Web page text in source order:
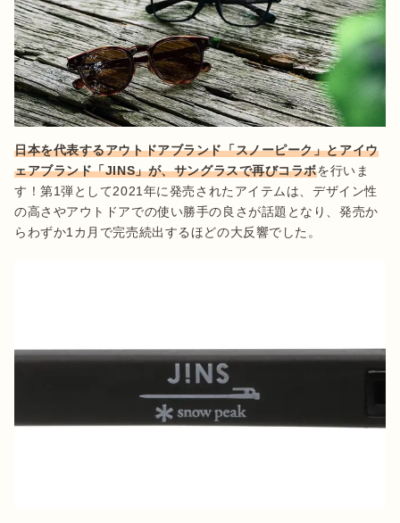
日本を代表するアウトドアブランド「スノーピーク」とアイウ
ェアブランド「JINS」が、サングラスで再びコラボを行いま
す！第1弾として2021年に発売されたアイテムは、デザイン性
の高さやアウトドアでの使い勝手の良さが話題となり、発売か
らわずか1カ月で完売続出するほどの大反響でした。